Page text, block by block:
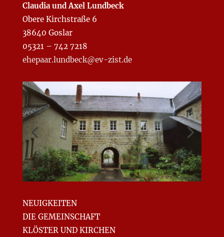
Claudia und Axel Lundbeck
Obere Kirchstraße 6
38640 Goslar
05321 – 742 7218
ehepaar.lundbeck@ev-zist.de
NEUIGKEITEN
DIE GEMEINSCHAFT
KLÖSTER UND KIRCHEN